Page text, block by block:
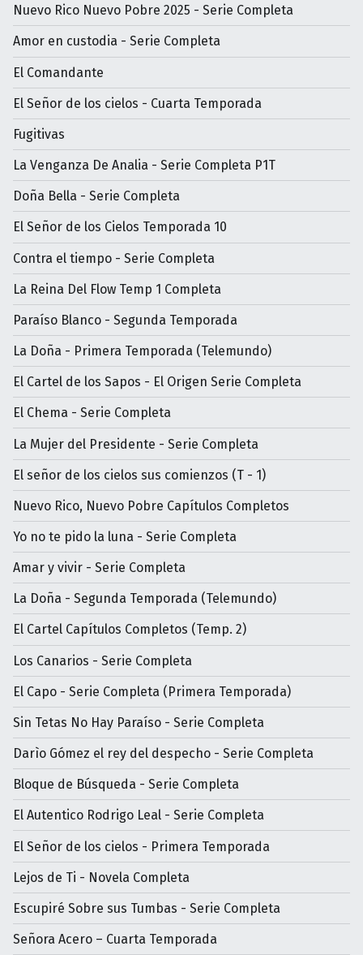
Nuevo Rico Nuevo Pobre 2025 - Serie Completa
Amor en custodia - Serie Completa
El Comandante
El Señor de los cielos - Cuarta Temporada
Fugitivas
La Venganza De Analia - Serie Completa P1T
Doña Bella - Serie Completa
El Señor de los Cielos Temporada 10
Contra el tiempo - Serie Completa
La Reina Del Flow Temp 1 Completa
Paraíso Blanco - Segunda Temporada
La Doña - Primera Temporada (Telemundo)
El Cartel de los Sapos - El Origen Serie Completa
El Chema - Serie Completa
La Mujer del Presidente - Serie Completa
El señor de los cielos sus comienzos (T - 1)
Nuevo Rico, Nuevo Pobre Capítulos Completos
Yo no te pido la luna - Serie Completa
Amar y vivir - Serie Completa
La Doña - Segunda Temporada (Telemundo)
El Cartel Capítulos Completos (Temp. 2)
Los Canarios - Serie Completa
El Capo - Serie Completa (Primera Temporada)
Sin Tetas No Hay Paraíso - Serie Completa
Darìo Gómez el rey del despecho - Serie Completa
Bloque de Búsqueda - Serie Completa
El Autentico Rodrigo Leal - Serie Completa
El Señor de los cielos - Primera Temporada
Lejos de Ti - Novela Completa
Escupiré Sobre sus Tumbas - Serie Completa
Señora Acero – Cuarta Temporada